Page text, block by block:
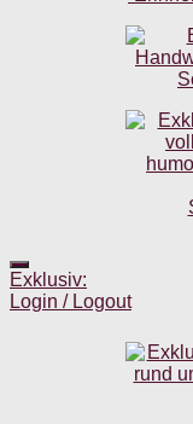
Exklusiv:
Login / Logout